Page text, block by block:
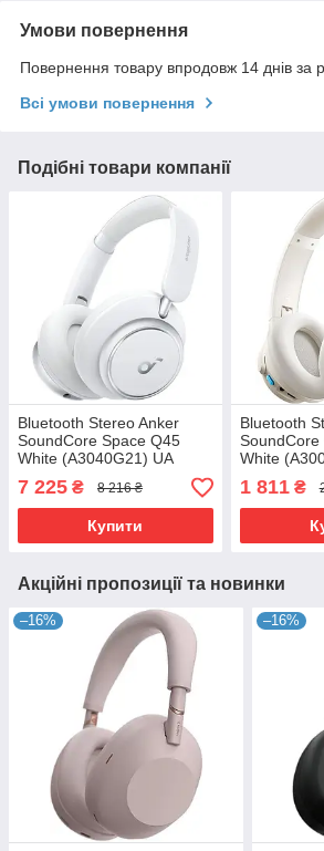
Умови повернення
Повернення товару впродовж 14 днів за
Всі умови повернення
Подібні товари компанії
Bluetooth Stereo Anker
SoundCore Space Q45
White (A3040G21) UA
7 225 ₴ 8 216 ₴
Купити
Bluetooth
SoundCore
White
1 811₴
Акційні пропозиції та новинки
–16% –16%